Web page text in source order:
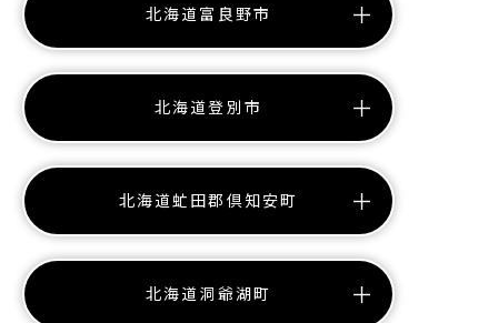
北海道富良野市
北海道登別市
北海道虻田郡倶知安町
北海道洞爺湖町